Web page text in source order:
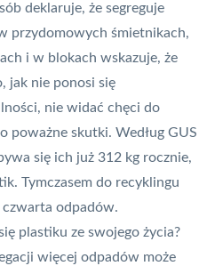
deklaruje, że segreguje
przydomowych śmietnikach,
i w blokach wskazuje, że
jak nie ponosi się
nie widać chęci do
poważne skutki. Według GUS
się ich już 312 kg rocznie,
Tymczasem do recyklingu
odpadów.
plastiku ze swojego życia?
więcej odpadów może